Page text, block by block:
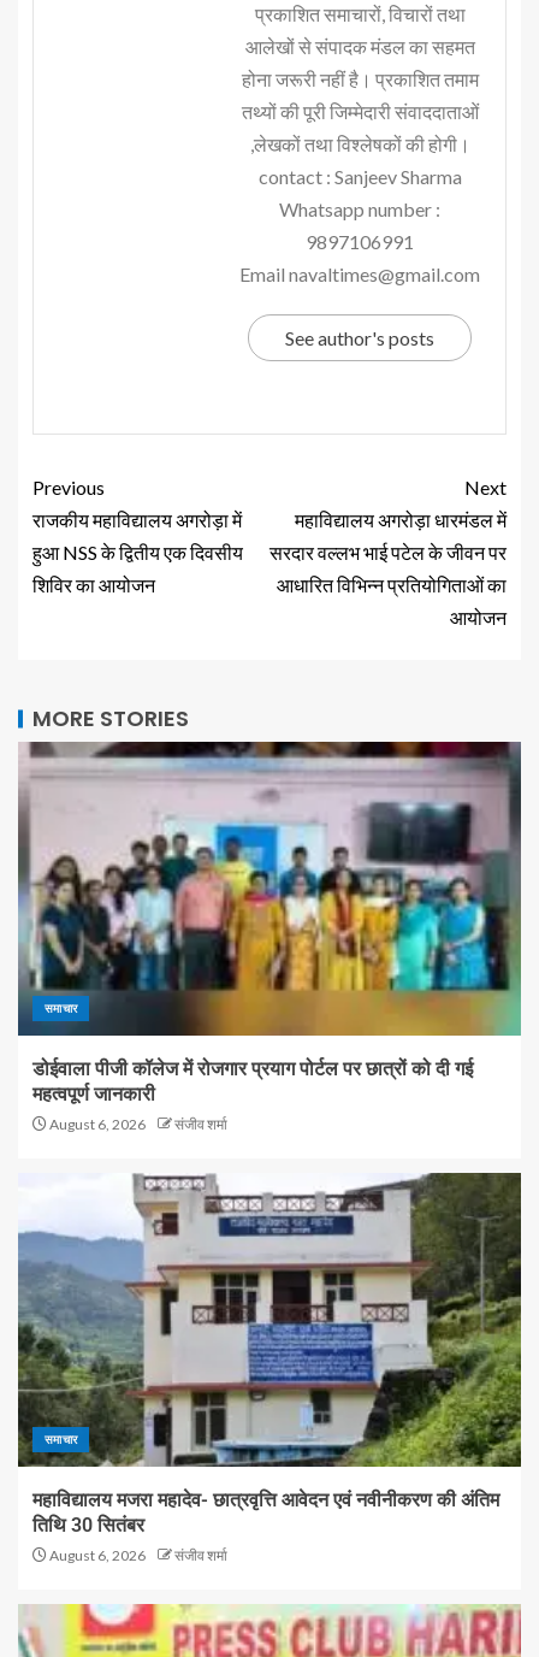
प्रकाशित समाचारों, विचारों तथा
आलेखों से संपादक मंडल का सहमत
होना जरूरी नहीं है। प्रकाशित तमाम
तथ्यों की पूरी जिम्मेदारी संवाददाताओं
,लेखकों तथा विश्लेषकों की होगी।
contact : Sanjeev Sharma
Whatsapp number :
9897106991
Email navaltimes@gmail.com
See author's posts
Previous
राजकीय महाविद्यालय अगरोड़ा में
हुआ NSS के द्वितीय एक दिवसीय
शिविर का आयोजन
Next
महाविद्यालय अगरोड़ा धारमंडल में
सरदार वल्लभ भाई पटेल के जीवन पर
आधारित विभिन्न प्रतियोगिताओं का
आयोजन
MORE STORIES
समाचार
डोईवाला पीजी कॉलेज में रोजगार प्रयाग पोर्टल पर छात्रों को दी गई
महत्वपूर्ण जानकारी
August 6, 2026 संजीव शर्मा
समाचार
महाविद्यालय मजरा महादेव- छात्रवृत्ति आवेदन एवं नवीनीकरण की अंतिम
तिथि 30 सितंबर
August 6, 2026 संजीव शर्मा